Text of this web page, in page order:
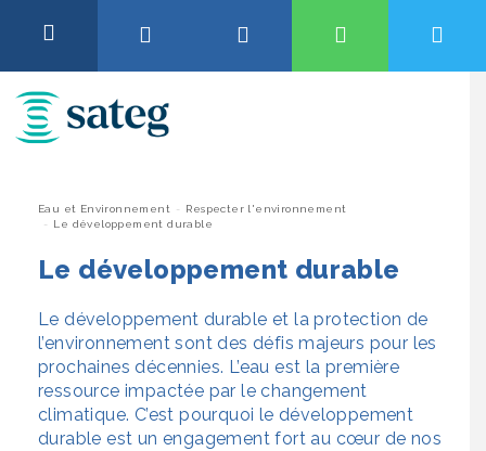
Abonnement et Raccordement
Je surveille mon installation
Eau et Environnement
Aide et Contact
QUALITÉ DE L’EAU, TRAVAUX OU ENCORE
TARIFS…
votre ville.
cherchant un autre code postal ou ville, pour commencer une
recherche, cliquez sur le nom de la ville ci-dessous.
Taper votre code postal ou le nom de votre ville
Accéder aux informations
Vous
ici
Eau et Environnement
Respecter l'environnement
Le développement durable
Le développement durable
Le développement durable et la protection de
l’environnement sont des défis majeurs pour les
prochaines décennies. L’eau est la première
ressource impactée par le changement
climatique. C’est pourquoi le développement
durable est un engagement fort au cœur de nos